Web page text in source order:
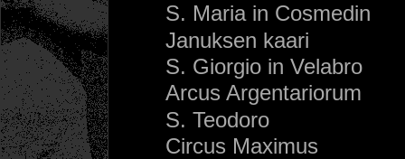
S. Maria in Cosmedin
Januksen kaari
S. Giorgio in Velabro
Arcus Argentariorum
S. Teodoro
Circus Maximus